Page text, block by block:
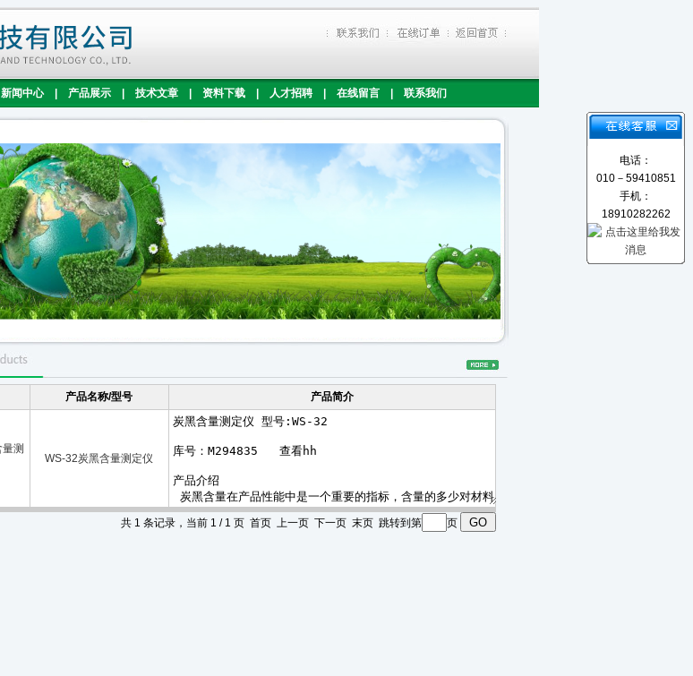
新闻中心 产品展示 技术文章 资料下载 人才招聘 在线留言 联系我们
产品名称/型号 产品简介
WS-32炭黑含量测定仪
共 1 条记录，当前 1 / 1 页 首页 上一页 下一页 末页 跳转到第 页
电话：
010－59410851
手机：
18910282262